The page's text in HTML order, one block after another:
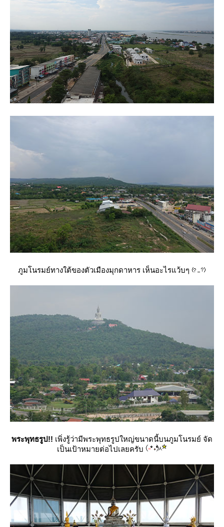
ภูมโนรมย์ทางใต้ของตัวเมืองมุกดาหาร เห็นอะไรแว้บๆ
พระพุทธรูป!! เพิ่งรู้ว่ามีพระพุทธรูปใหญ่ขนาดนี้บนภูมโนรมย์ จัด
เป็นเป้าหมายต่อไปเลยครับ